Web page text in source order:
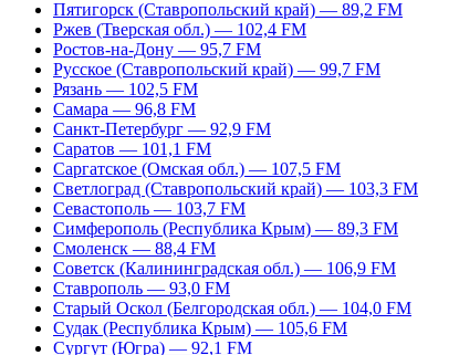
Пятигорск (Ставропольский край) — 89,2 FM
Ржев (Тверская обл.) — 102,4 FM
Ростов-на-Дону — 95,7 FM
Русское (Ставропольский край) — 99,7 FM
Рязань — 102,5 FM
Самара — 96,8 FM
Санкт-Петербург — 92,9 FM
Саратов — 101,1 FM
Саргатское (Омская обл.) — 107,5 FM
Светлоград (Ставропольский край) — 103,3 FM
Севастополь — 103,7 FM
Симферополь (Республика Крым) — 89,3 FM
Смоленск — 88,4 FM
Советск (Калининградская обл.) — 106,9 FM
Ставрополь — 93,0 FM
Старый Оскол (Белгородская обл.) — 104,0 FM
Судак (Республика Крым) — 105,6 FM
Сургут (Югра) — 92,1 FM